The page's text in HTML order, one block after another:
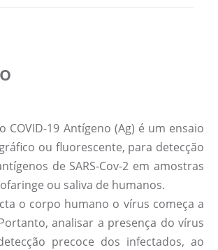
COVID-19 Antígeno (Ag) é um ensaio
ou fluorescente, para detecção
de SARS-Cov-2 em amostras
ou saliva de humanos.
o corpo humano o vírus começa a
analisar a presença do vírus
precoce dos infectados, ao